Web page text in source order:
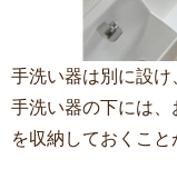
手洗い器は別に設け
手洗い器の下には
を収納しておくこと